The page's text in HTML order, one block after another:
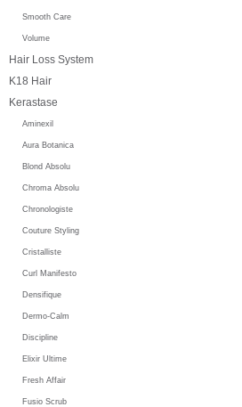
Smooth Care
Volume
Hair Loss System
K18 Hair
Kerastase
Aminexil
Aura Botanica
Blond Absolu
Chroma Absolu
Chronologiste
Couture Styling
Cristalliste
Curl Manifesto
Densifique
Dermo-Calm
Discipline
Elixir Ultime
Fresh Affair
Fusio Scrub